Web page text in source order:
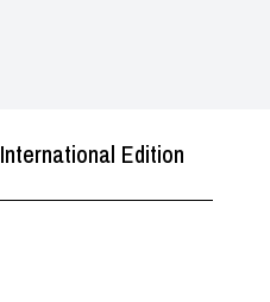
International Edition